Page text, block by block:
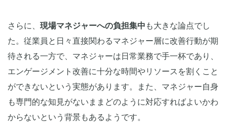
さらに、 現場マネジャーへの負担集中 も大きな論点でし
た。従業員と日々直接関わるマネジャー層に改善行動が期
待される一方で、マネジャーは日常業務で手一杯であり、
エンゲージメント改善に十分な時間やリソースを割くこと
ができないという実態があります。また、マネジャー自身
も専門的な知見がないままどのように対応すればよいかわ
からないという背景もあるようです。